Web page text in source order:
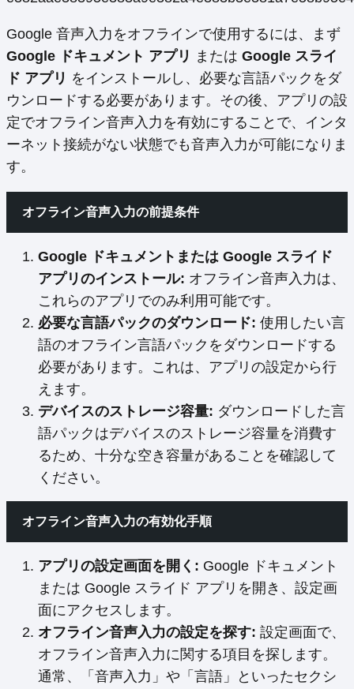
Google 音声入力をオフラインで使用するには、まず
Google ドキュメント アプリ
または Google スライ
ド アプリ をインストールし、必要な言語パックをダ
ウンロードする必要があります。その後、アプリの設
定でオフライン音声入力を有効にすることで、インタ
ーネット接続がない状態でも音声入力が可能になりま
す。
オフライン音声入力の前提条件
Google ドキュメントまたは Google スライド
アプリのインストール: オフライン音声入力は、
これらのアプリでのみ利用可能です。
必要な言語パックのダウンロード: 使用したい言
語のオフライン言語パックをダウンロードする
必要があります。これは、アプリの設定から行
えます。
デバイスのストレージ容量: ダウンロードした言
語パックはデバイスのストレージ容量を消費す
るため、十分な空き容量があることを確認して
ください。
オフライン音声入力の有効化手順
アプリの設定画面を開く: Google ドキュメント
または Google スライド アプリを開き、設定画
面にアクセスします。
オフライン音声入力の設定を探す: 設定画面で、
オフライン音声入力に関する項目を探します。
通常、「音声入力」や「言語」といったセクシ